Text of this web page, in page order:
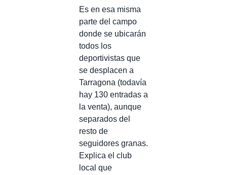
Es en esa misma
parte del campo
donde se ubicarán
todos los
deportivistas que
se desplacen a
Tarragona (todavía
hay 130 entradas a
la venta), aunque
separados del
resto de
seguidores granas.
Explica el club
local que